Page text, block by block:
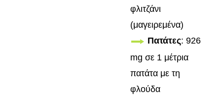
φλιτζάνι
(μαγειρεμένα)
Πατάτες: 926
mg σε 1 μέτρια
πατάτα με τη
φλούδα